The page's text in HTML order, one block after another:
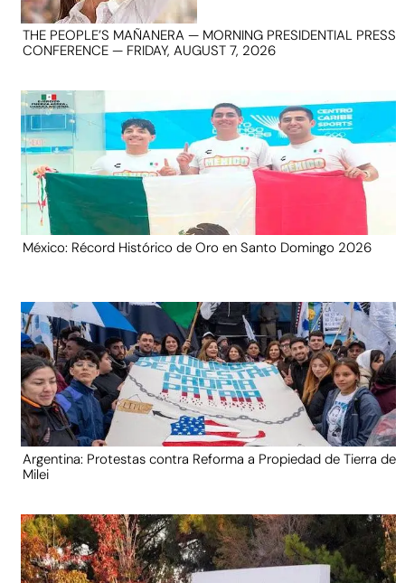
THE PEOPLE’S MAÑANERA — MORNING PRESIDENTIAL PRESS
CONFERENCE — FRIDAY, AUGUST 7, 2026
México: Récord Histórico de Oro en Santo Domingo 2026
Argentina: Protestas contra Reforma a Propiedad de Tierra de
Milei